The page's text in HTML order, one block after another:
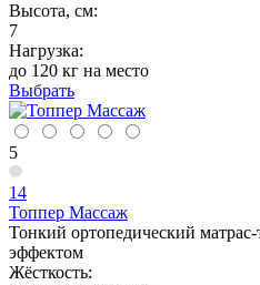
Высота, см:
7
Нагрузка:
до 120 кг на место
Выбрать
5
14
Топпер Массаж
Тонкий ортопедический
эффектом
Жёсткость: